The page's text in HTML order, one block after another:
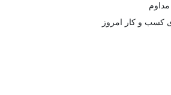
کسب و کار امروز